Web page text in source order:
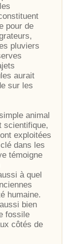
pour de
pluviers
aurait
sur les
animal
scientifique,
exploitées
dans les
témoigne
à quel
humaine.
bien
fossile
côtés de